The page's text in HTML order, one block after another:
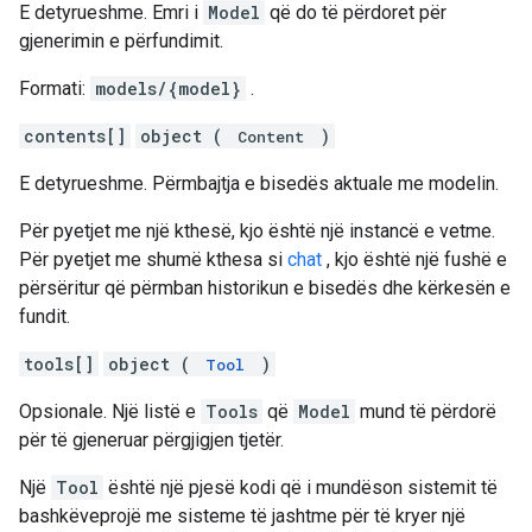
E detyrueshme. Emri i Model që do të përdoret për
gjenerimin e përfundimit.
Formati: models/{model} .
contents[] object ( Content )
E detyrueshme. Përmbajtja e bisedës aktuale me modelin.
Për pyetjet me një kthesë, kjo është një instancë e vetme.
Për pyetjet me shumë kthesa si chat , kjo është një fushë e
përsëritur që përmban historikun e bisedës dhe kërkesën e
fundit.
tools[] object ( Tool )
Opsionale. Një listë e Tools që Model mund të përdorë
për të gjeneruar përgjigjen tjetër.
Një Tool është një pjesë kodi që i mundëson sistemit të
bashkëveprojë me sisteme të jashtme për të kryer një